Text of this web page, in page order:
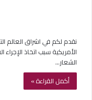
الشعار…
أكمل القراءة »